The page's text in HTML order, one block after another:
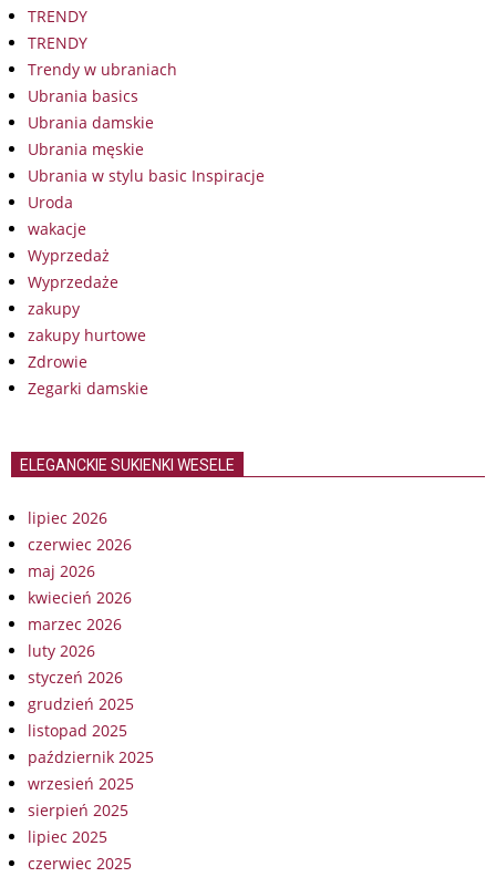
TRENDY
TRENDY
Trendy w ubraniach
Ubrania basics
Ubrania damskie
Ubrania męskie
Ubrania w stylu basic Inspiracje
Uroda
wakacje
Wyprzedaż
Wyprzedaże
zakupy
zakupy hurtowe
Zdrowie
Zegarki damskie
ELEGANCKIE SUKIENKI WESELE
lipiec 2026
czerwiec 2026
maj 2026
kwiecień 2026
marzec 2026
luty 2026
styczeń 2026
grudzień 2025
listopad 2025
październik 2025
wrzesień 2025
sierpień 2025
lipiec 2025
czerwiec 2025